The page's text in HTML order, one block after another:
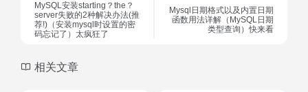
MySQL安装starting？the？
server失败的2种解决办法(推
荐!)（安装mysql时设置的密
码忘记了）太疯狂了
Mysql日期格式以及内置日期
函数用法详解（MySQL日期
类型查询）快来看
相关文章